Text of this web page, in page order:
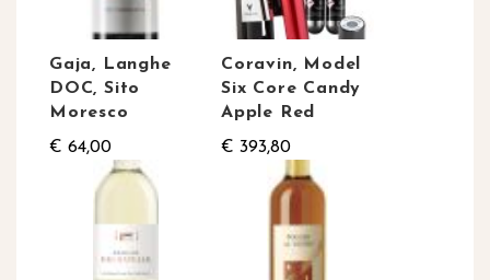
Gaja, Langhe
DOC, Sito
Moresco
€ 64,00
Coravin, Model
Six Core Candy
Apple Red
€ 393,80